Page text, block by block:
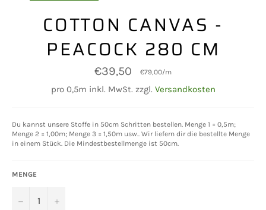
COTTON CANVAS -
PEACOCK 280 CM
Normaler
Preis
€39,50 €79,00/m
pro 0,5m inkl. MwSt. zzgl. Versandkosten
Du kannst unsere Stoffe in 50cm Schritten bestellen. Menge 1 = 0,5m;
Menge 2 = 1,00m; Menge 3 = 1,50m usw.. Wir liefern dir die bestellte Menge
in einem Stück. Die Mindestbestellmenge ist 50cm.
MENGE
− +